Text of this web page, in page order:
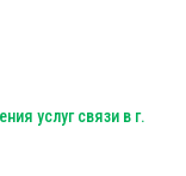
услуг связи в г.